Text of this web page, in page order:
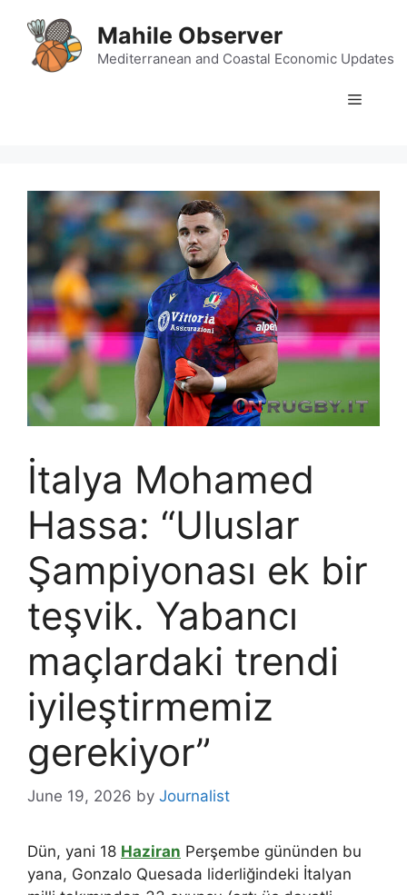
content
Mahile Observer
Mediterranean and Coastal Economic Updates
Menu
İtalya Mohamed
Hassa: “Uluslar
Şampiyonası ek bir
teşvik. Yabancı
maçlardaki trendi
iyileştirmemiz
gerekiyor”
June 19, 2026 by Journalist
Dün, yani 18 Haziran Perşembe gününden bu
yana, Gonzalo Quesada liderliğindeki İtalyan